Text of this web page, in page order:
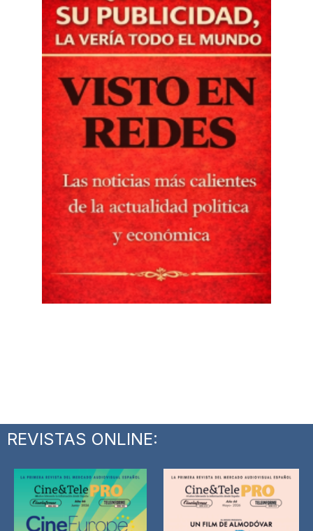
REVISTAS ONLINE: